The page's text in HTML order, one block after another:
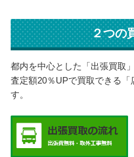
２つの
都内を中心とした「出張買取
査定額20％UPで買取できる
す。